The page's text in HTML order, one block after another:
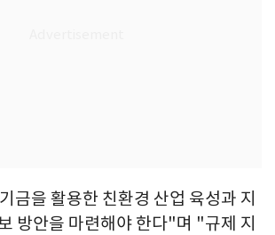
금을 활용한 친환경 산업 육성과 지
방안을 마련해야 한다"며 "규제 지